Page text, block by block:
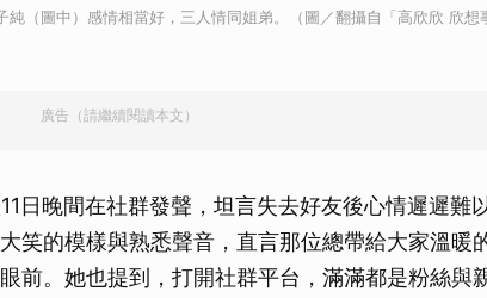
（圖中）感情相當好，三人情同姐弟。（圖／翻攝自「高欣欣 欣想
廣告（請繼續閱讀本文）
日晚間在社群發聲，坦言失去好友後心情遲遲難
笑的模樣與熟悉聲音，直言那位總帶給大家溫暖
前。她也提到，打開社群平台，滿滿都是粉絲與